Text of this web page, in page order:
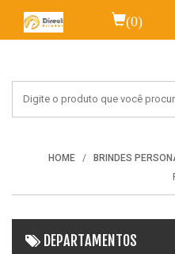
(0)
HOME BRINDES
DEPARTAMENTOS